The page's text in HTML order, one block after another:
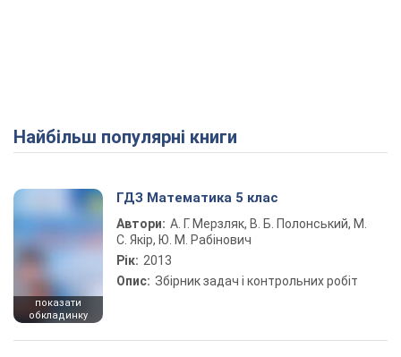
Найбільш популярні книги
показати
обкладинку
ГДЗ Математика 5 клас
Автори: А. Г. Мерзляк, В. Б. Полонський, М.
С. Якір, Ю. М. Рабінович
Рік: 2013
Опис: Збірник задач і контрольних робіт